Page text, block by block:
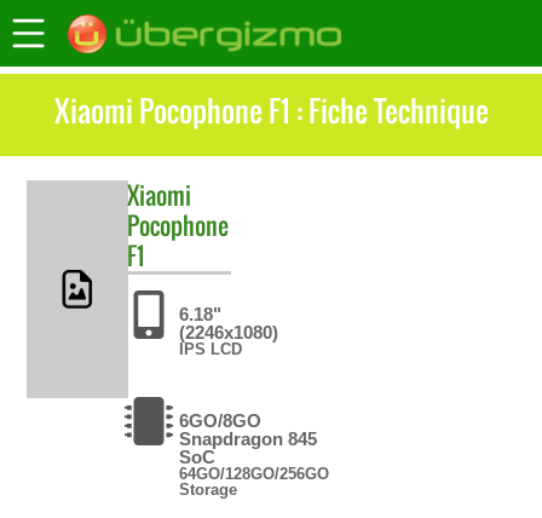
Xiaomi Pocophone F1 : Fiche Technique
Xiaomi
Pocophone
F1
6.18"
(2246x1080)
IPS LCD
6GO/8GO
Snapdragon 845
SoC
64GO/128GO/256GO
Storage